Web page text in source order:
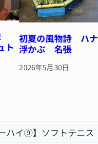
ト
初夏の風物詩 ハ
浮かぶ 名張
2026年5月30日
ーハイ⑨】ソフトテニ